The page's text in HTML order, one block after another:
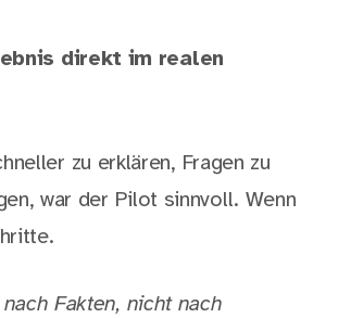
direkt im realen
zu erklären, Fragen zu
war der Pilot sinnvoll. Wenn
Fakten, nicht nach